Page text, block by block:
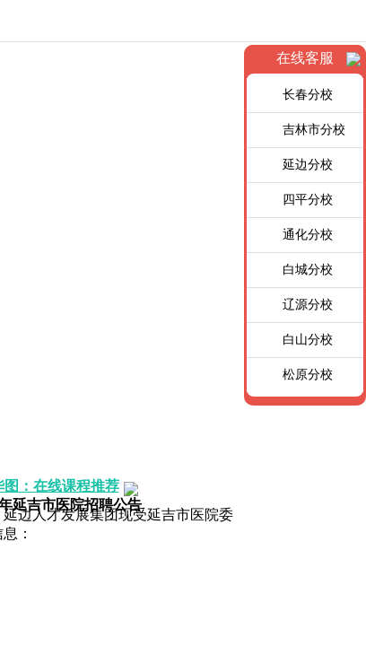
图：在线课程推荐
延吉市医院招聘公告
人才发展集团现受延吉市医院委
：
在线客服
长春分校
吉林市分校
延边分校
四平分校
通化分校
白城分校
辽源分校
白山分校
松原分校